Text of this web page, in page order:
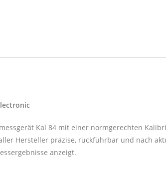
Kal 84 mit einer normgerechten
Hersteller präzise, rückführbar und nach
anzeigt.